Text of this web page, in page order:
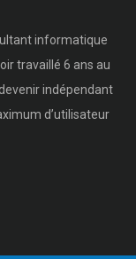
informatique
travaillé 6 ans au
indépendant
d’utilisateur